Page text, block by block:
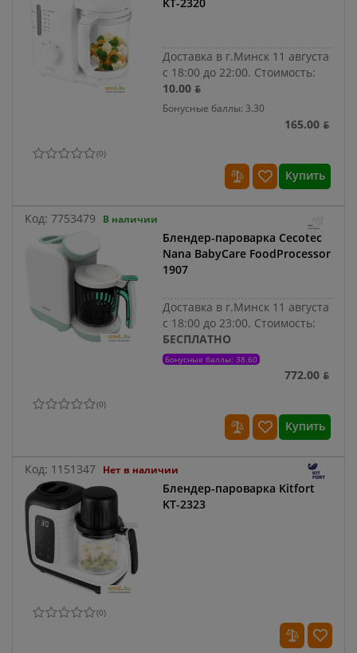
Доставка в г.Минск 11 августа
с 18:00 до 22:00. Стоимость:
10.00 ƃ
Бонусные баллы: 3.30
165.00 ƃ
(0)
Купить
Код: 7753479 В наличии
Блендер-пароварка Cecotec
Nana BabyCare FoodProcessor
1907
Доставка в г.Минск 11 августа
с 18:00 до 23:00. Стоимость:
БЕСПЛАТНО
Бонусные баллы: 38.60
772.00 ƃ
(0)
Купить
Код: 1151347 Нет в наличии
Блендер-пароварка Kitfort
KT-2323
(0)